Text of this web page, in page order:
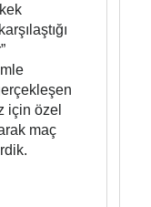
için özel
maç